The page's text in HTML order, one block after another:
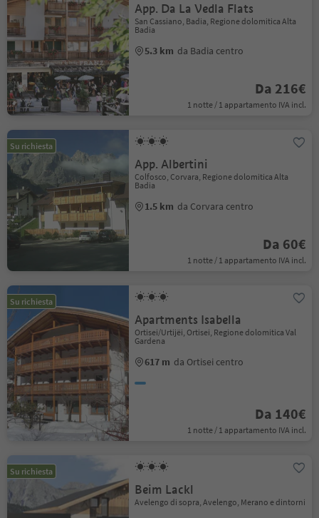
App. Da La Vedla Flats
San Cassiano, Badia, Regione dolomitica Alta
Badia
5.3 km da Badia centro
Da 216€
1 notte / 1 appartamento IVA incl.
Su richiesta
App. Albertini
Colfosco, Corvara, Regione dolomitica Alta
Badia
1.5 km da Corvara centro
Da 60€
1 notte / 1 appartamento IVA incl.
Su richiesta
Apartments Isabella
Ortisei/Urtijëi, Ortisei, Regione dolomitica Val
Gardena
617 m da Ortisei centro
Da 140€
1 notte / 1 appartamento IVA incl.
Su richiesta
Beim Lackl
Avelengo di sopra, Avelengo, Merano e dintorni